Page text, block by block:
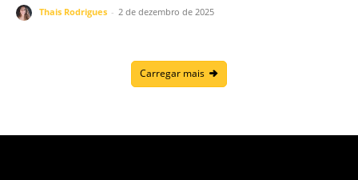
Thais Rodrigues - 2 de dezembro de 2025
Carregar mais